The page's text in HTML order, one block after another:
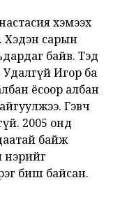
хэмээх
Хэдэн сарын
байв. Тэд
Удалгүй Игор ба
ёсоор албан
Гэвч
2005 онд
байж
нэрийг
биш байсан.